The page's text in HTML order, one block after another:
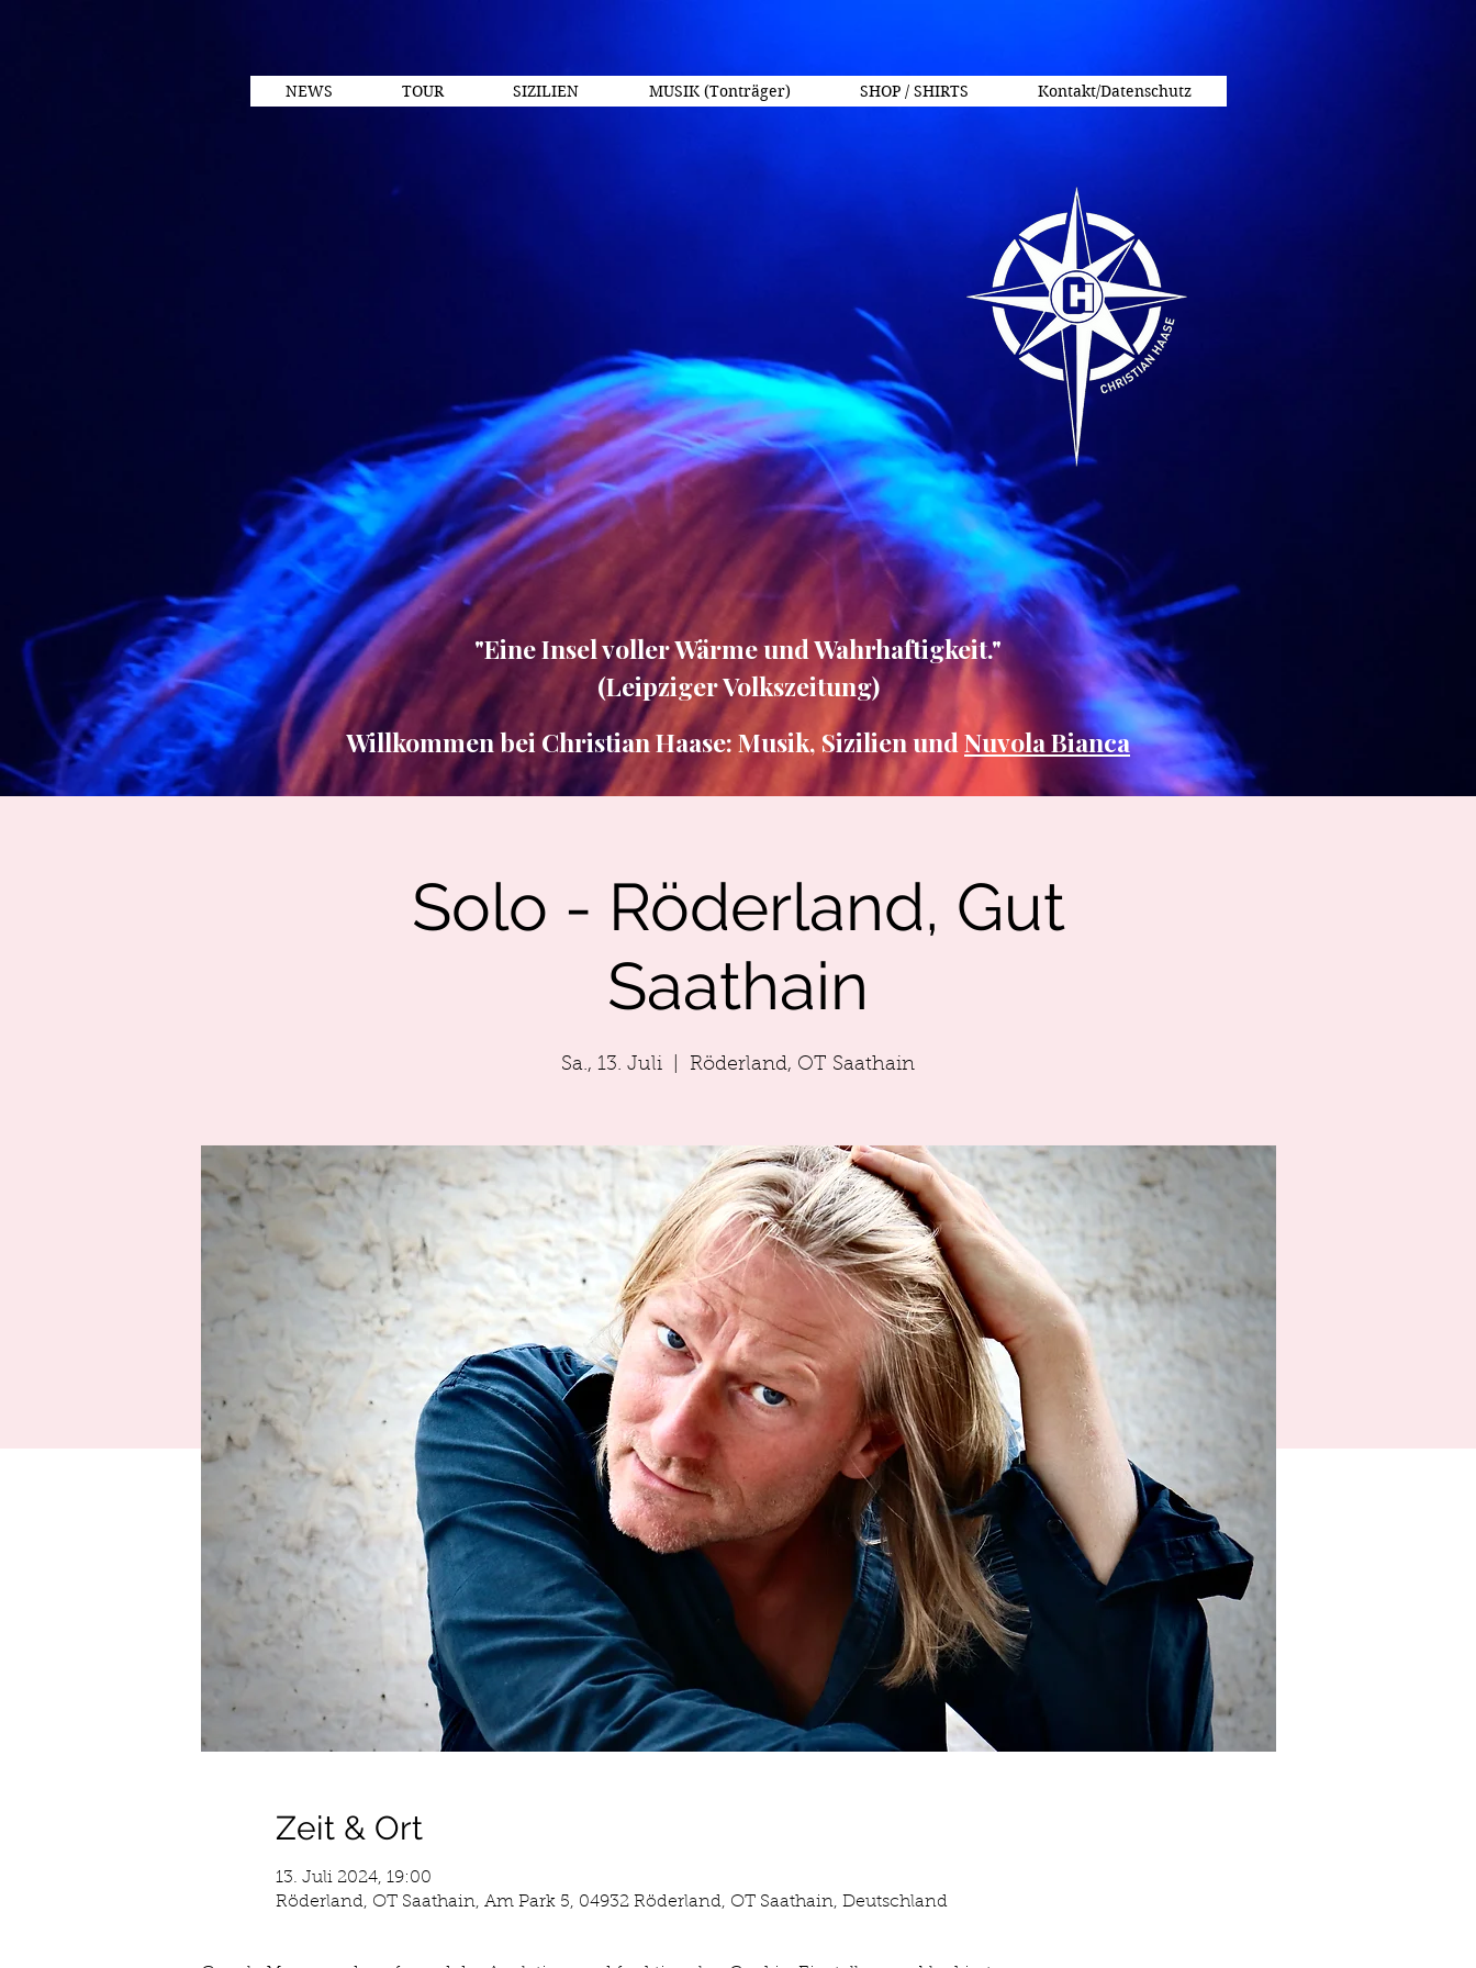
NEWS TOUR SIZILIEN MUSIK (Tonträger) SHOP / SHIRTS Kontakt/Datenschutz
"Eine Insel voller Wärme und Wahrhaftigkeit."
(Leipziger Volkszeitung)
Willkommen bei Christian Haase: Musik, Sizilien undNuvola Bianca
Solo - Röderland, Gut
Saathain
Sa., 13. Juli Röderland, OT Saathain
Zeit & Ort
13. Juli 2024, 19:00
Röderland, OT Saathain, Am Park 5, 04932 Röderland, OT Saathain, Deutschland